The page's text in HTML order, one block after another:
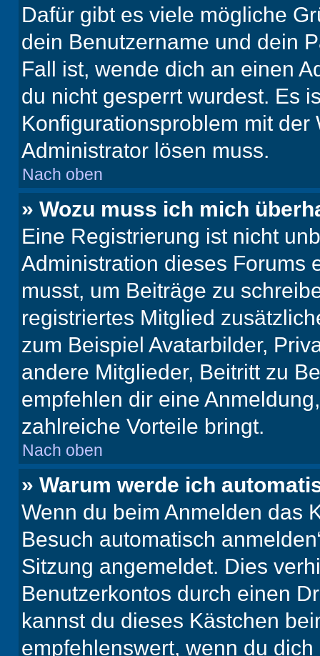
Dafür gibt es viele mögliche
dein Benutzername und dein
Fall ist, wende dich an einen
du nicht gesperrt wurdest. Es
Konfigurationsproblem mit
Administrator lösen muss.
Nach oben
» Wozu muss ich mich
Eine Registrierung ist nicht
Administration dieses Forums
musst, um Beiträge zu
registriertes Mitglied
zum Beispiel Avatarbilder,
andere Mitglieder, Beitritt zu
empfehlen dir eine
zahlreiche Vorteile bringt.
Nach oben
» Warum werde ich
Wenn du beim Anmelden das
Besuch automatisch
Sitzung angemeldet. Dies
Benutzerkontos durch einen
kannst du dieses Kästchen
empfehlenswert, wenn du